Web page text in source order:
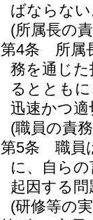
ばならな
(所属長の
第4条
所属
務を通じ
るととも
迅速かつ
(職員の責
第5条
職員
に、自ら
起因する
(研修等の